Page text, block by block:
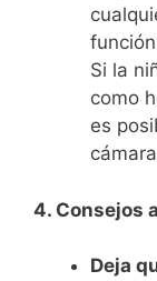
Si la
como
es
4. Consejos
Deja